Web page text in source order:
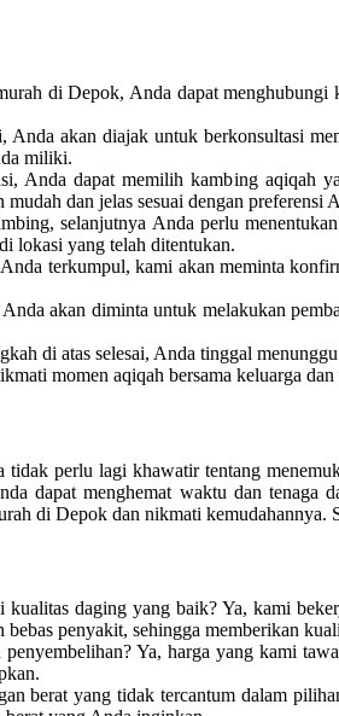
di Depok, Anda dapat
akan diajak untuk berkonsultasi
miliki.
Anda dapat memilih kambing aqiqah
dan jelas sesuai dengan preferensi
selanjutnya Anda perlu
lokasi yang telah ditentukan.
terkumpul, kami akan meminta
akan diminta untuk melakukan
di atas selesai, Anda tinggal
momen aqiqah bersama keluarga
perlu lagi khawatir tentang
dapat menghemat waktu dan
di Depok dan nikmati kemudahannya.
daging yang baik? Ya, kami
penyakit, sehingga memberikan
Ya, harga yang kami
berat yang tidak tercantum dalam